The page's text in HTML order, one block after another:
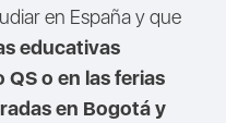
en España y que
educativas
o en las ferias
en Bogotá y